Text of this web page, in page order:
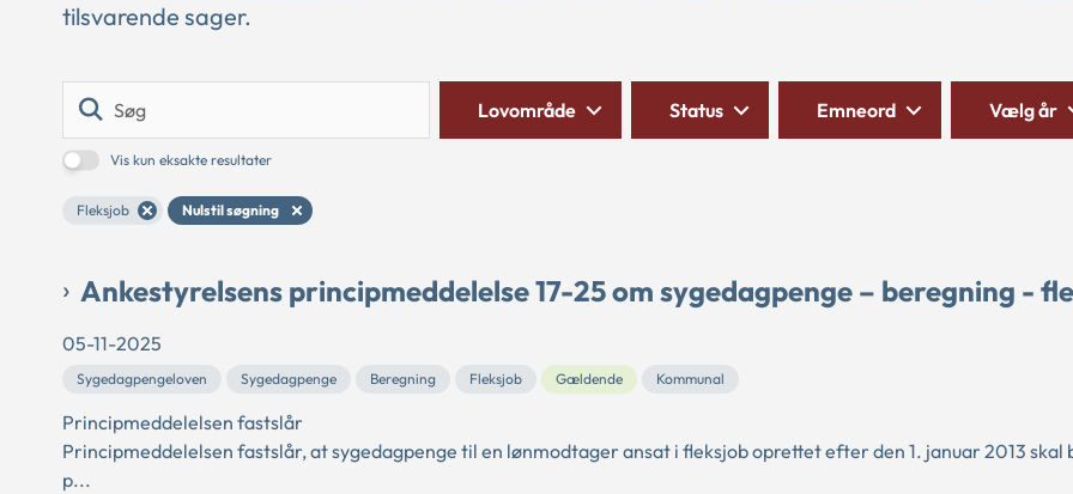
tilsvarende sager.
Vis kun eksakte resultater
Lovområde Status Emneord Vælg år
Fleksjob Nulstil søgning
Ankestyrelsens principmeddelelse 17-25 om sygedagpenge – beregning -
05-11-2025
Sygedagpengeloven Sygedagpenge Beregning Fleksjob Gældende Kommunal
Principmeddelelsen fastslår
Principmeddelelsen fastslår, at sygedagpenge til en lønmodtager ansat i fleksjob oprettet efter den 1. januar 2013 skal
p...